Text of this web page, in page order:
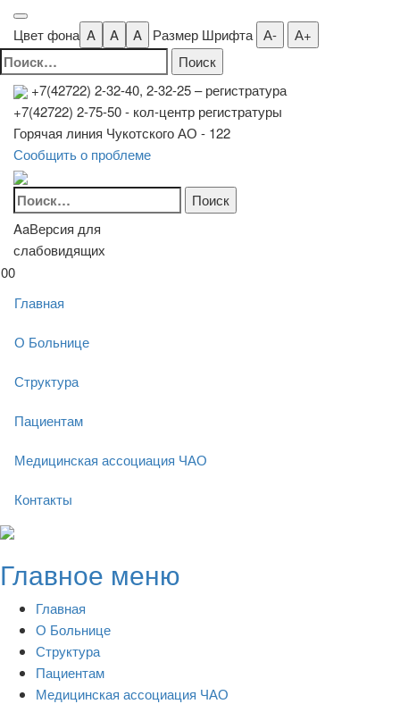
Цвет фона A A A Размер Шрифта А- А+
Найти:
+7(42722) 2-32-40, 2-32-25– регистратура
+7(42722) 2-75-50 - кол-центр регистратуры
Горячая линия Чукотского АО - 122
Сообщить о проблеме
Найти:
AaВерсия для
слабовидящих
00
Главная
О Больнице
Структура
Пациентам
Медицинская ассоциация ЧАО
Контакты
Skip
content
Главное меню
Главная
О Больнице
Структура
Пациентам
Медицинская ассоциация ЧАО